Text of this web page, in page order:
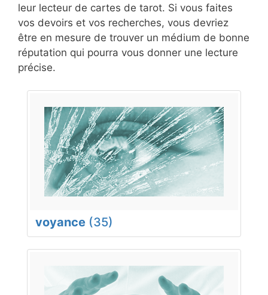
leur lecteur de cartes de tarot. Si vous faites
vos devoirs et vos recherches, vous devriez
être en mesure de trouver un médium de bonne
réputation qui pourra vous donner une lecture
précise.
voyance (35)